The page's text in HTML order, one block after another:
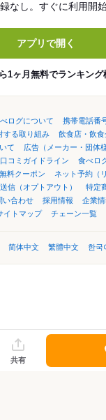
なし。すぐに利用開
アプリで開く
1ヶ月無料でランキング
ログについて
携帯電話番
する取り組み
飲食店・飲
て
広告（メーカー・団体
口コミガイドライン
食べロ
料クーポン
ネット予約（
信（オプトアウト）
特定
い合わせ 採用情報 企業情
イトマップ
チェーン一覧
简体中文 繁體中文 한국
共有